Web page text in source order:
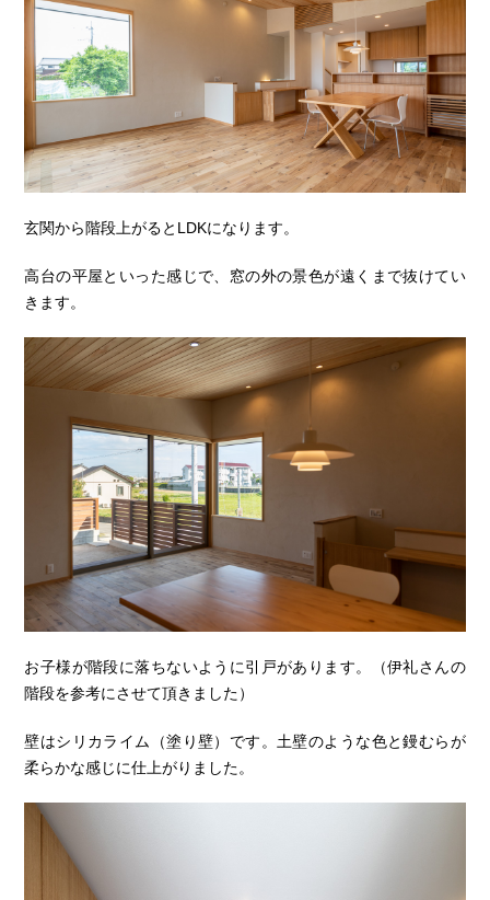
玄関から階段上がるとLDKになります。
高台の平屋といった感じで、窓の外の景色が遠くまで抜けてい
きます。
お子様が階段に落ちないように引戸があります。（伊礼さんの
階段を参考にさせて頂きました）
壁はシリカライム（塗り壁）です。土壁のような色と鏝むらが
柔らかな感じに仕上がりました。